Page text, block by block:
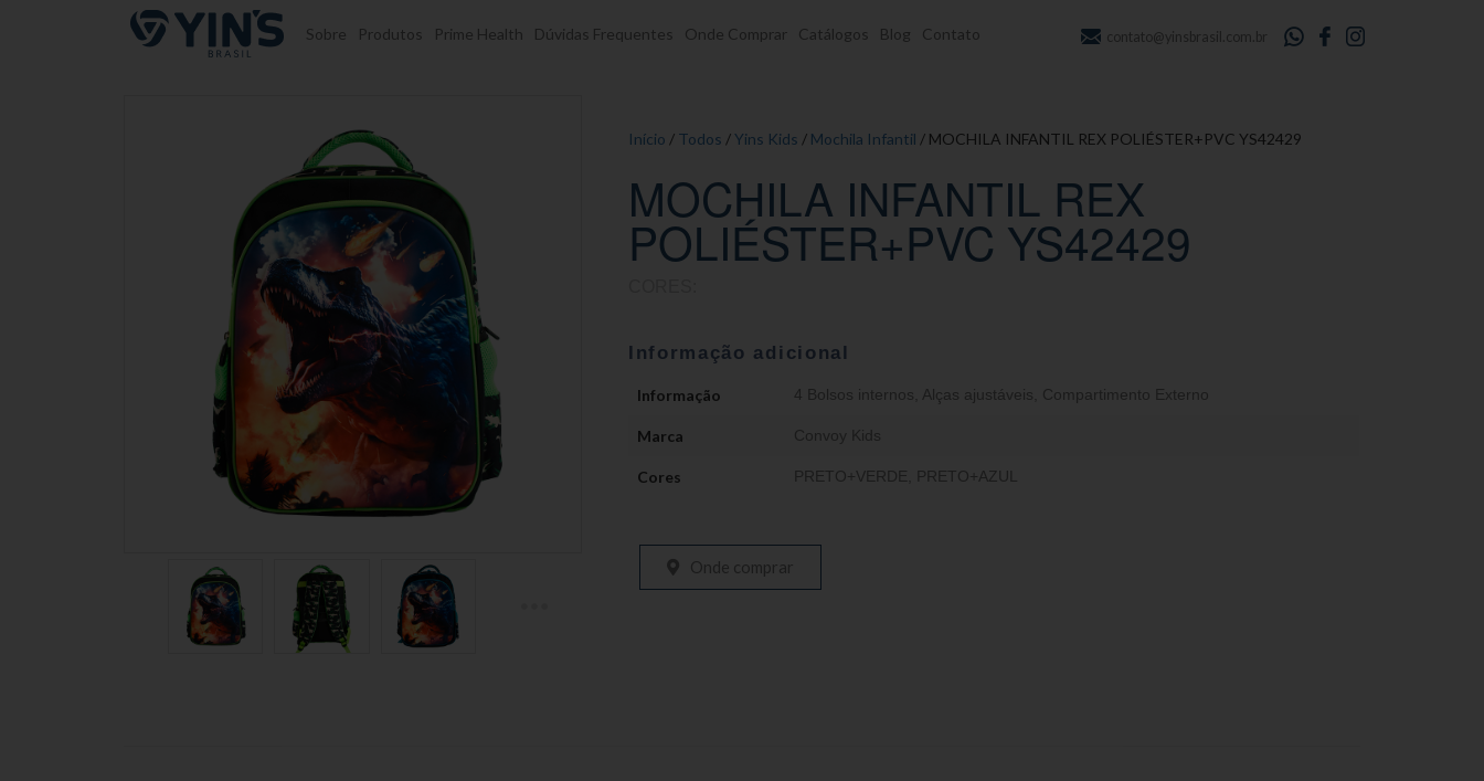
Pular para o conteúdo Sobre Produtos Prime Health Dúvidas Frequentes Onde Comprar Catálogos Blog Contato contato@yinsbrasil.com.br
Início / Todos /Yins Kids / Mochila Infantil / MOCHILA INFANTIL REX POLIÉSTER+PVC YS42429
MOCHILA INFANTIL REX
POLIÉSTER+PVC YS42429
Informação adicional
Informação 4 Bolsos internos Alças ajustáveis Compartimento Externo
Marca Convoy Kids
Cores PRETO+VERDE, PRETO+AZUL
Onde comprar